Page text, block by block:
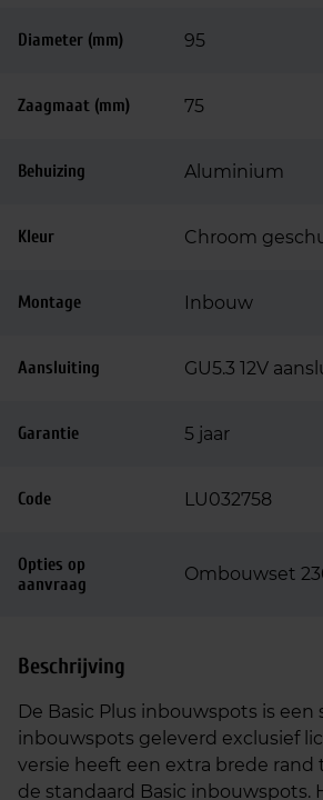
Diameter (mm) 95
Zaagmaat (mm) 75
Behuizing Aluminium
Kleur Chroom
Montage Inbouw
Aansluiting GU5.3 12V
Garantie 5 jaar
Code LU032758
Opties op
aanvraag
Ombouwset
Beschrijving
De Basic Plus inbouwspots is een
inbouwspots geleverd exclusief
versie heeft een extra brede rand
de standaard Basic inbouwspots.